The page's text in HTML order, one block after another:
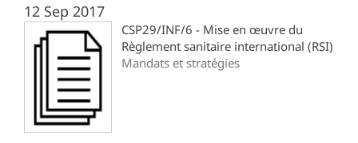
12 Sep 2017
CSP29/INF/6 - Mise en œuvre du
Règlement sanitaire international (RSI)
Mandats et stratégies